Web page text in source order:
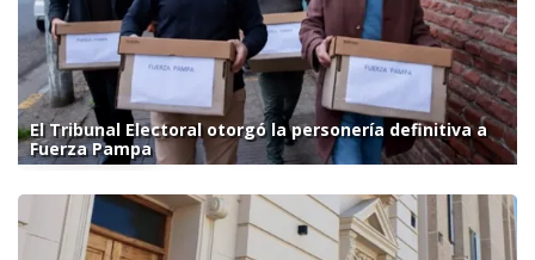
El Tribunal Electoral otorgó la personería definitiva a
Fuerza Pampa